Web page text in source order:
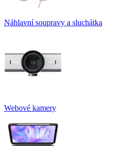
Náhlavní soupravy a sluchátka
Webové kamery